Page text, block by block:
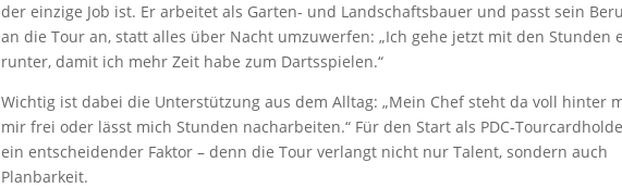
der einzige Job ist. Er arbeitet als Garten- und Landschaftsbauer und passt sein
an die Tour an, statt alles über Nacht umzuwerfen: „Ich gehe jetzt mit den Stunden
runter, damit ich mehr Zeit habe zum Dartsspielen.“
Wichtig ist dabei die Unterstützung aus dem Alltag: „Mein Chef steht da voll hinter
mir frei oder lässt mich Stunden nacharbeiten.“ Für den Start als PDC-
ein entscheidender Faktor – denn die Tour verlangt nicht nur Talent, sondern auch
Planbarkeit.